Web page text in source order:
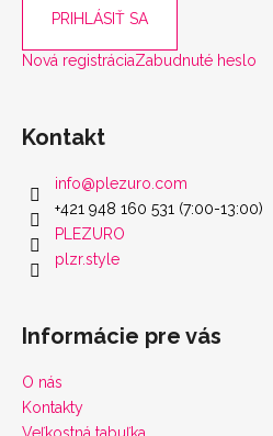
PRIHLÁSIŤ SA
Nová registráciaZabudnuté heslo
Kontakt
info@plezuro.com
+421 948 160 531 (7:00-13:00)
PLEZURO
plzr.style
Informácie pre vás
O nás
Kontakty